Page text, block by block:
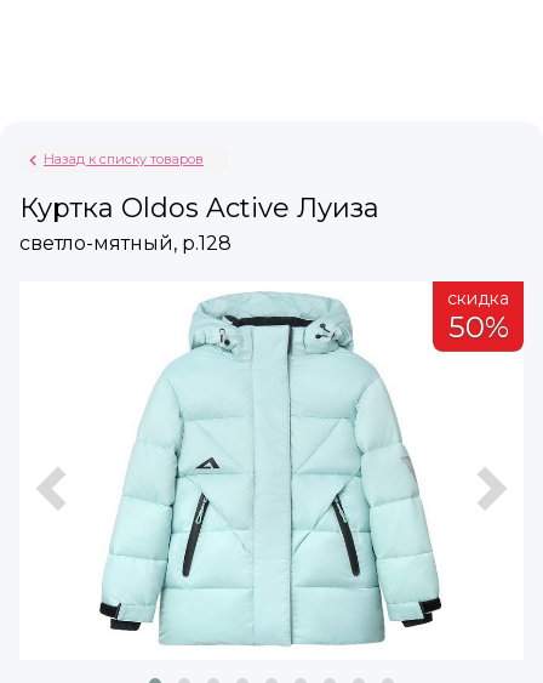
Назад к списку товаров
Куртка Oldos Active Луиза
светло-мятный, р.128
скидка
50%